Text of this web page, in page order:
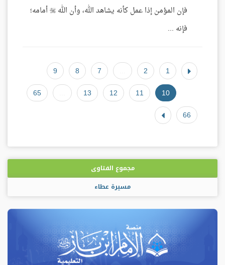
فإن المؤمن إذا عمل كأنه يشاهد الله، وأن الله  أمامه؛
فإنه ...
1
2
7
8
9
10
11
12
13
65
66
مجموع الفتاوى
مسيرة عطاء